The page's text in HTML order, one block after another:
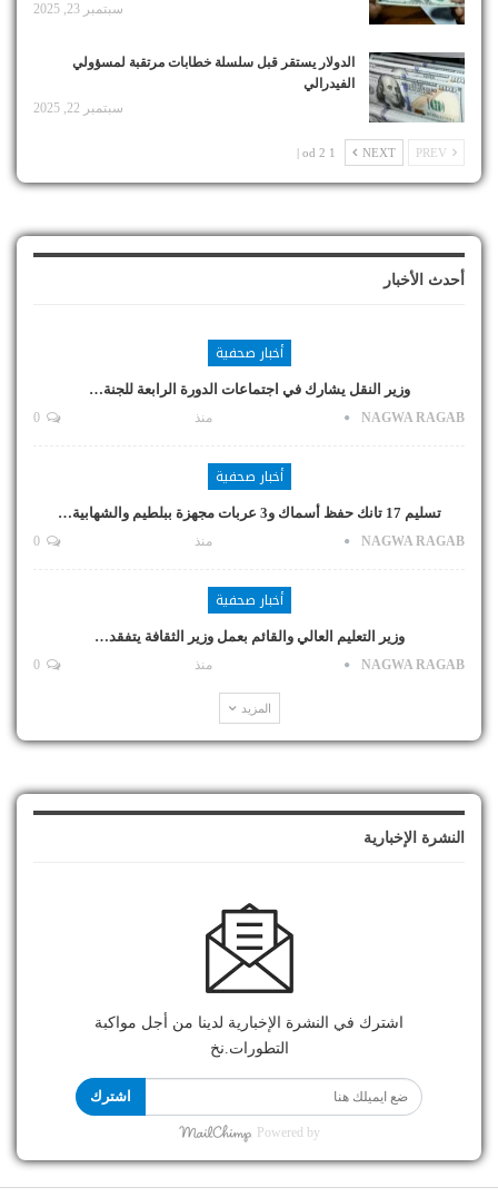
سبتمبر 23, 2025
الدولار يستقر قبل سلسلة خطابات مرتقبة لمسؤولي
الفيدرالي
سبتمبر 22, 2025
NEXT
1 od 2 |
أحدث الأخبار
أخبار صحفية
وزير النقل يشارك في اجتماعات الدورة الرابعة للجنة…
NAGWA RAGAB منذ
أخبار صحفية
تسليم 17 تانك حفظ أسماك و3 عربات مجهزة ببلطيم والشهابية…
NAGWA RAGAB منذ
أخبار صحفية
وزير التعليم العالي والقائم بعمل وزير الثقافة يتفقد…
NAGWA RAGAB منذ
المزيد
النشرة الإخبارية
اشترك في النشرة الإخبارية لدينا من أجل مواكبة
التطورات.نخ
اشترك
Powered by